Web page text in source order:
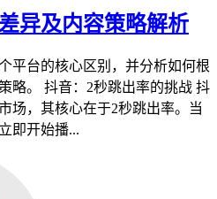
异及内容策略解析
平台的核心区别，并分析如何根
略。 抖音：2秒跳出率的挑战 抖
场，其核心在于2秒跳出率。当
即开始播...